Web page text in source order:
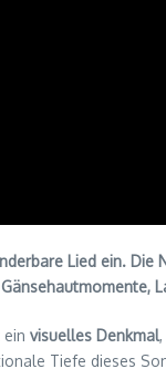
Lied ein.
visuelles Denkmal
Tiefe dieses